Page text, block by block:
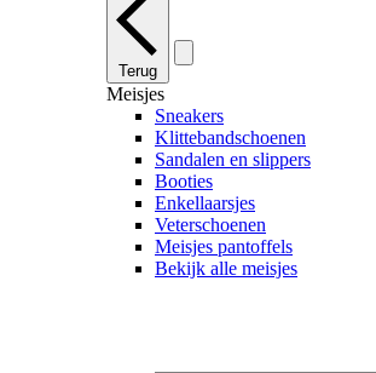
Terug
Meisjes
Sneakers
Klittebandschoenen
Sandalen en slippers
Booties
Enkellaarsjes
Veterschoenen
Meisjes pantoffels
Bekijk alle meisjes